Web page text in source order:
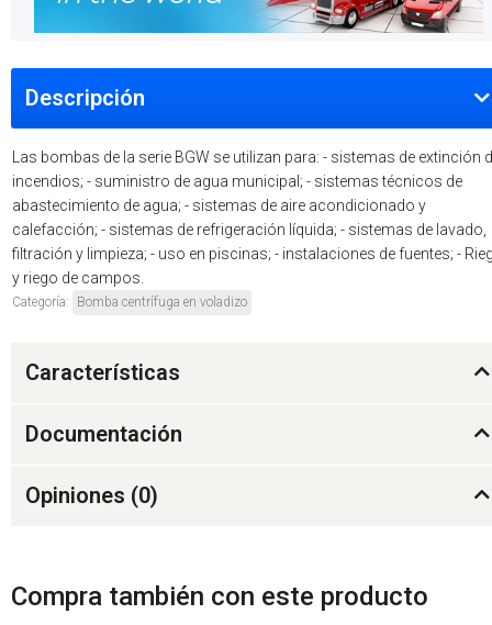
Descripción
Las bombas de la serie BGW se utilizan para: - sistemas de extinción
incendios; - suministro de agua municipal; - sistemas técnicos de
abastecimiento de agua; - sistemas de aire acondicionado y
calefacción; - sistemas de refrigeración líquida; - sistemas de lavado,
filtración y limpieza; - uso en piscinas; - instalaciones de fuentes; -
y riego de campos.
Categoría: Bomba centrífuga en voladizo
Características
Documentación
Opiniones (0)
Compra también con este producto